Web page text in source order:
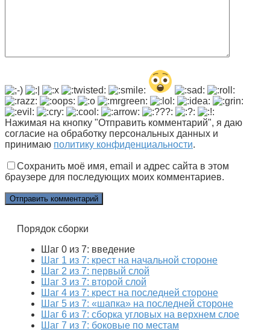
Нажимая на кнопку "Отправить комментарий", я даю
согласие на обработку персональных данных и
принимаю политику конфиденциальности.
Сохранить моё имя, email и адрес сайта в этом
браузере для последующих моих комментариев.
Порядок сборки
Шаг 0 из 7: введение
Шаг 1 из 7: крест на начальной стороне
Шаг 2 из 7: первый слой
Шаг 3 из 7: второй слой
Шаг 4 из 7: крест на последней стороне
Шаг 5 из 7: «шапка» на последней стороне
Шаг 6 из 7: сборка угловых на верхнем слое
Шаг 7 из 7: боковые по местам